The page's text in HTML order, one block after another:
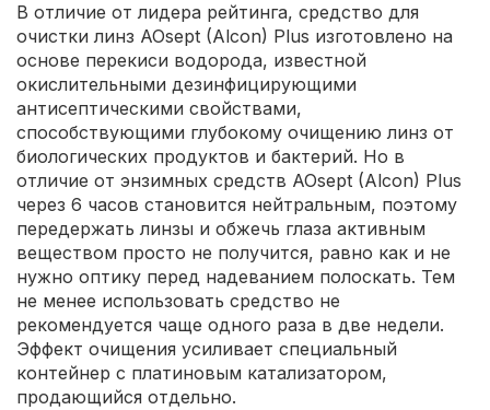
В отличие от лидера рейтинга, средство для
очистки линз AOsept (Alcon) Plus изготовлено на
основе перекиси водорода, известной
окислительными дезинфицирующими
антисептическими свойствами,
способствующими глубокому очищению линз от
биологических продуктов и бактерий. Но в
отличие от энзимных средств AOsept (Alcon) Plus
через 6 часов становится нейтральным, поэтому
передержать линзы и обжечь глаза активным
веществом просто не получится, равно как и не
нужно оптику перед надеванием полоскать. Тем
не менее использовать средство не
рекомендуется чаще одного раза в две недели.
Эффект очищения усиливает специальный
контейнер с платиновым катализатором,
продающийся отдельно.